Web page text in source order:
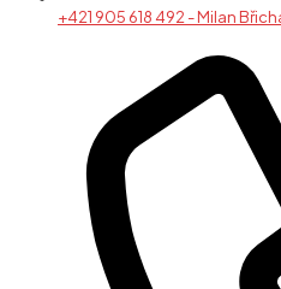
+421 905 618 492 - Milan